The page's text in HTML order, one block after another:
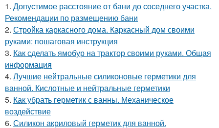
1. Допустимое расстояние от бани до соседнего участка.
Рекомендации по размещению бани
2. Стройка каркасного дома. Каркасный дом своими
руками: пошаговая инструкция
3. Как сделать ямобур на трактор своими руками. Общая
информация
4. Лучшие нейтральные силиконовые герметики для
ванной. Кислотные и нейтральные герметики
5. Как убрать герметик с ванны. Механическое
воздействие
6. Силикон акриловый герметик для ванной.